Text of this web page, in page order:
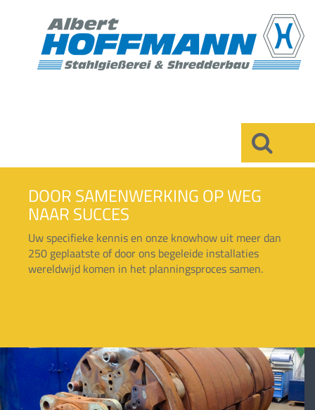
DOOR SAMENWERKING OP WEG
NAAR SUCCES
Uw specifieke kennis en onze knowhow uit meer dan
250 geplaatste of door ons begeleide installaties
wereldwijd komen in het planningsproces samen.